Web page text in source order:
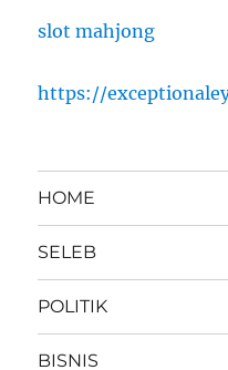
slot mahjong
https://
HOME
SELEB
POLITIK
BISNIS